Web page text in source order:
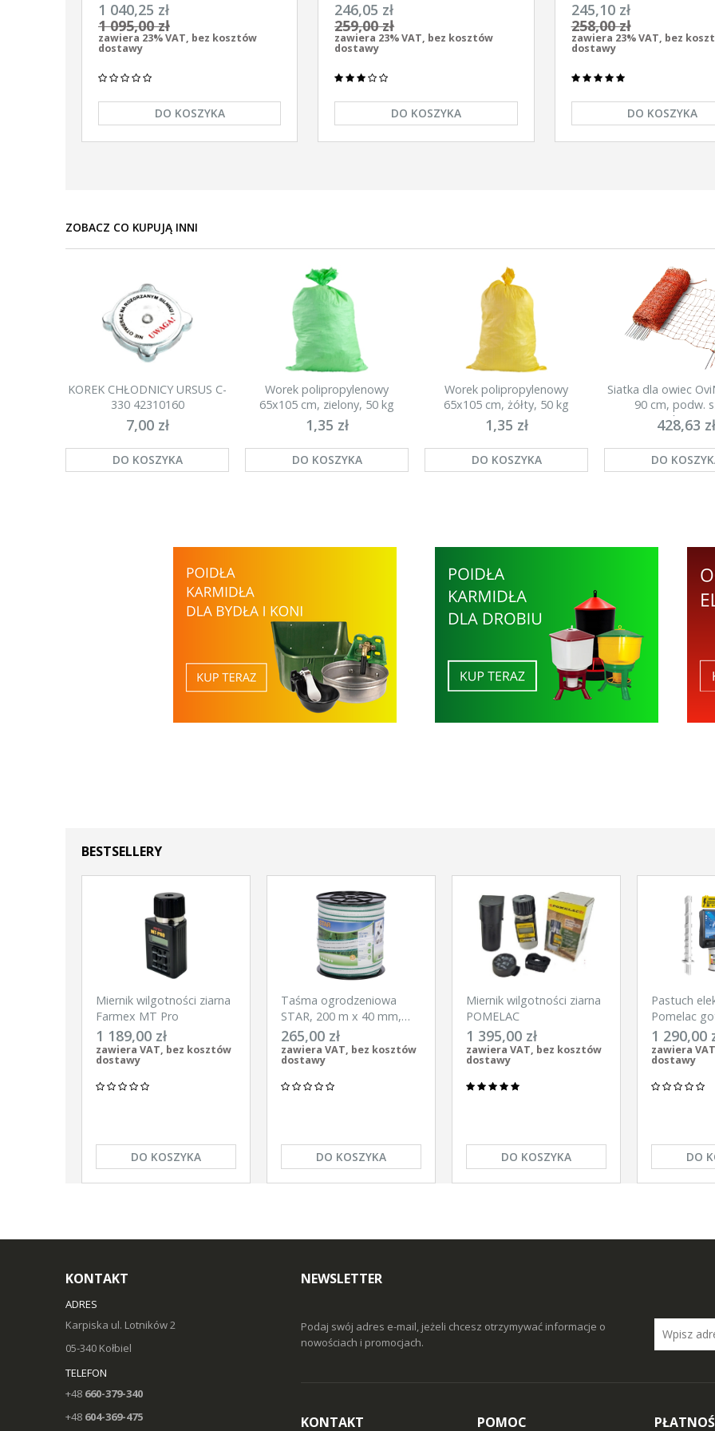
uniwersalny Pomelac AS-7900 7,9
Jula
1 040,25 zł
1 095,00 zł
zawiera 23% VAT, bez kosztów
dostawy
DO KOSZYKA
uniwersalny z zasilaczem
9/12/230V Unitra - U1000
246,05 zł
259,00 zł
zawiera 23% VAT, bez kosztów
dostawy
DO KOSZYKA
elektryzator uniwersalny
AS-1100 12V/230
245,10 zł
258,00 zł
zawiera 23% VAT, bez
dostawy
DO KOSZYKA
ZOBACZ CO KUPUJĄ INNI
KOREK CHŁODNICY URSUS C-
330 42310160
7,00 zł
DO KOSZYKA
Worek polipropylenowy
65x105 cm, zielony, 50 kg
1,35 zł
DO KOSZYKA
Worek polipropylenowy
65x105 cm, żółty, 50 kg
1,35 zł
DO KOSZYKA
Siatka dla owiec
90 cm, podw.
428,63 zł
DO
BESTSELLERY
Miernik wilgotności ziarna
Farmex MT Pro
1 189,00 zł
zawiera VAT, bez kosztów
dostawy
DO KOSZYKA
Taśma ogrodzeniowa
STAR, 200 m x 40 mm,
biało-zielona, Kerbl
265,00 zł
zawiera VAT, bez kosztów
dostawy
DO KOSZYKA
Miernik wilgotności ziarna
POMELAC
1 395,00 zł
zawiera VAT, bez kosztów
dostawy
DO KOSZYKA
Pastuch
Pomelac
na silne
1 290,00
zawiera
dostawy
DO
KONTAKT
ADRES
Karpiska ul. Lotników 2
05-340 Kołbiel
TELEFON
+48 660-379-340
+48 604-369-475
NEWSLETTER
Podaj swój adres e-mail, jeżeli chcesz otrzymywać informacje o
nowościach i promocjach.
KONTAKT POMOC